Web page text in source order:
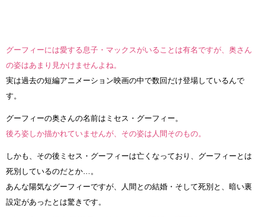
グーフィーには愛する息子・マックスがいることは有名ですが、奥さん
の姿はあまり見かけませんよね。
実は過去の短編アニメーション映画の中で数回だけ登場しているんで
す。
グーフィーの奥さんの名前はミセス・グーフィー。
後ろ姿しか描かれていませんが、その姿は人間そのもの。
しかも、その後ミセス・グーフィーは亡くなっており、グーフィーとは
死別しているのだとか…。
あんな陽気なグーフィーですが、人間との結婚・そして死別と、暗い裏
設定があったとは驚きです。